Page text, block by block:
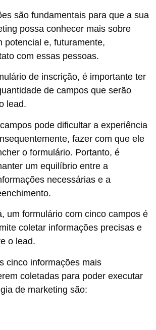
são fundamentais para que a sua
possa conhecer mais sobre
potencial e, futuramente,
com essas pessoas.
de inscrição, é importante ter
de campos que serão
lead.
pode dificultar a experiência
fazer com que ele
o formulário. Portanto, é
um equilíbrio entre a
necessárias e a
um formulário com cinco campos é
coletar informações precisas e
o lead.
cinco informações mais
coletadas para poder executar
de marketing são: